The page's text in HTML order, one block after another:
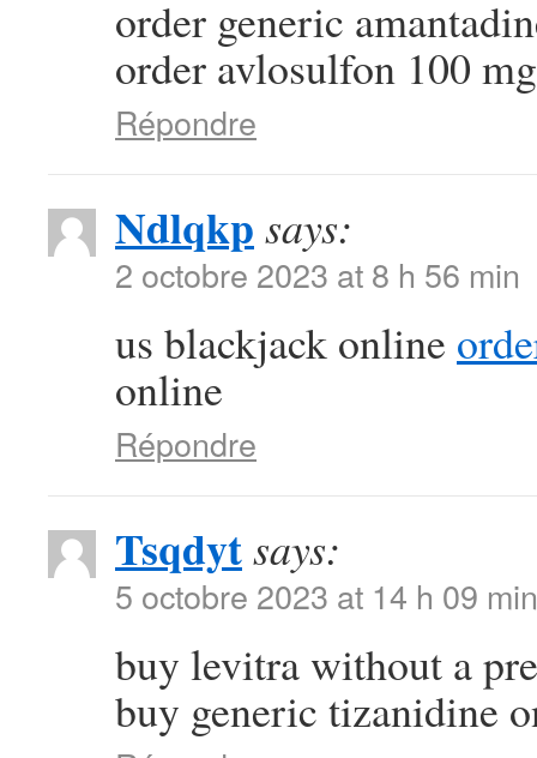
order generic
order avlosulfon 100
Répondre
Ndlqkp says:
2 octobre 2023 at 8 h 56 min
us blackjack online
online
Répondre
Tsqdytsays:
5 octobre 2023 at 14 h 09 min
buy levitra without a
buy generic tizanidine